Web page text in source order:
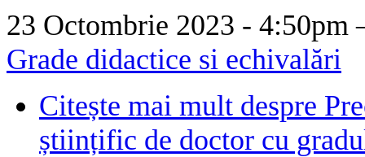
23 Octombrie 2023 -
Grade didactice si echivalări
Citește mai mult despre
științific de doctor cu